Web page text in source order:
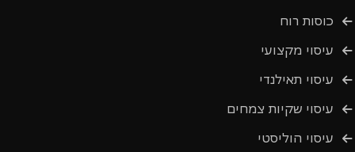
כוסות רוח
עיסוי מקצועי
עיסוי תאילנדי
עיסוי שקיות צמחים
עיסוי הוליסטי